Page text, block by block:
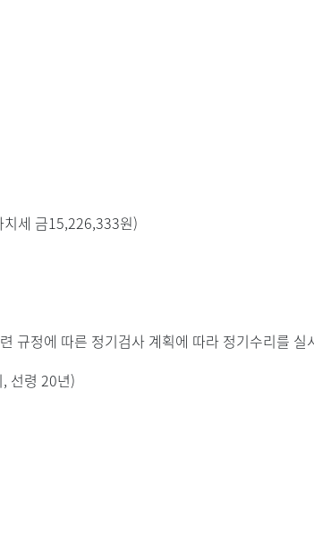
세 금15,226,333원)
규정에 따른 정기검사 계획에 따라 정기수리를 실
선령 20년)